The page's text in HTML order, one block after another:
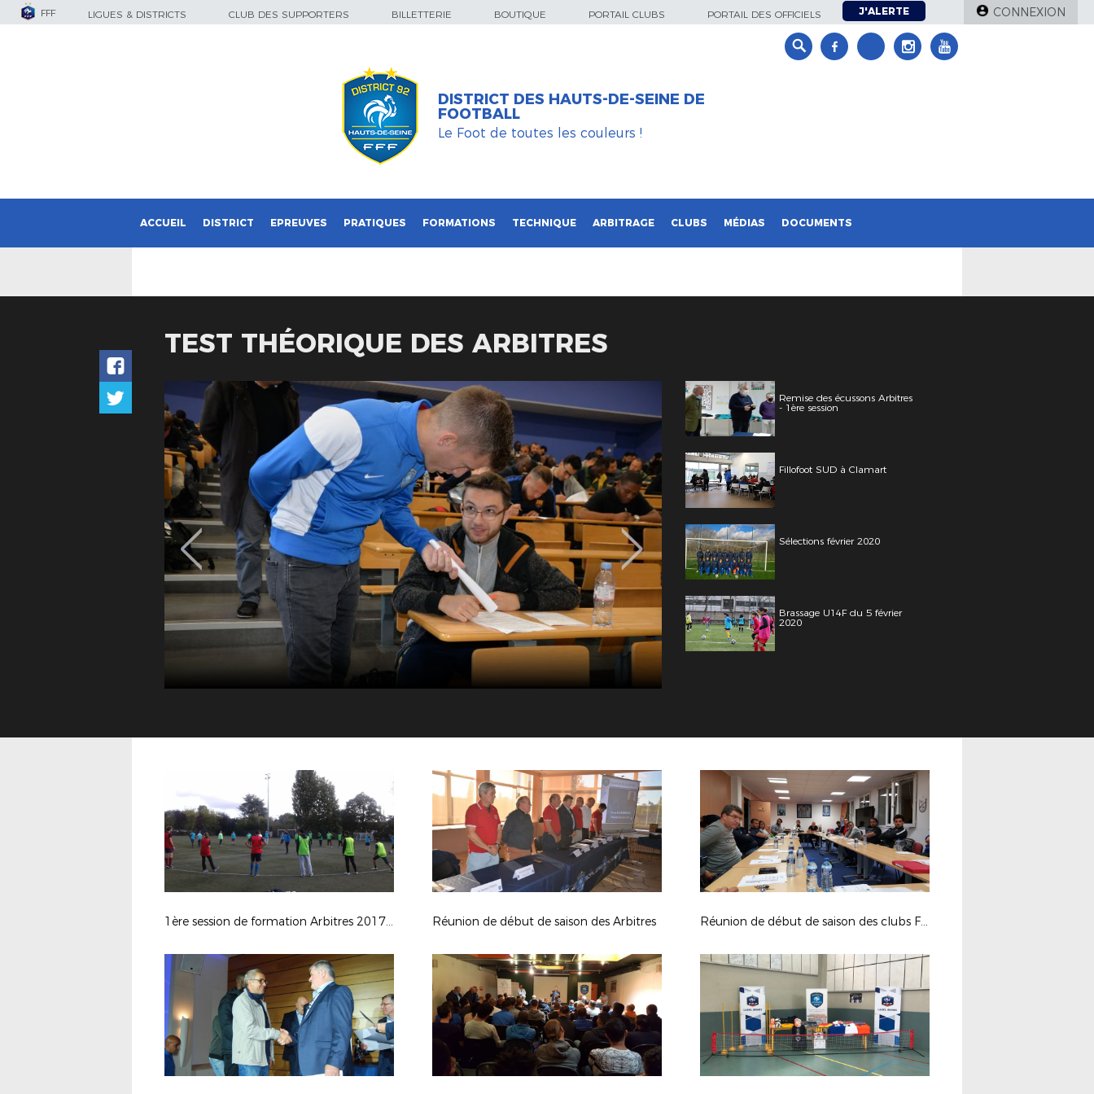
FFF LIGUES & DISTRICTS CLUB DES SUPPORTERS BILLETTERIE BOUTIQUE PORTAIL CLUBS PORTAIL DES OFFICIELS J'ALERTE CONNEXION
DISTRICT DES HAUTS-DE-SEINE DE
FOOTBALL
Le Foot de toutes les couleurs !
ACCUEIL DISTRICT EPREUVES PRATIQUES FORMATIONS TECHNIQUE ARBITRAGE CLUBS MÉDIAS DOCUMENTS
TEST THÉORIQUE DES ARBITRES
Remise des écussons Arbitres
- 1ère session
Fillofoot SUD à Clamart
Sélections février 2020
Brassage U14F du 5 février
2020
1ère session de formation Arbitres 2017-2018 Réunion de début de saison des Arbitres Réunion de début de saison des clubs Futsal